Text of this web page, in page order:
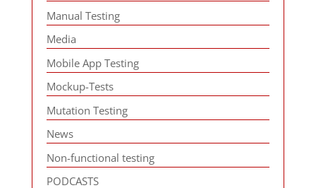
Manual Testing
Media
Mobile App Testing
Mockup-Tests
Mutation Testing
News
Non-functional testing
PODCASTS